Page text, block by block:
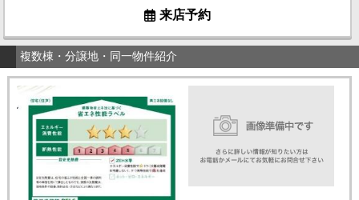
来店予約
複数棟・分譲地・同一物件紹介